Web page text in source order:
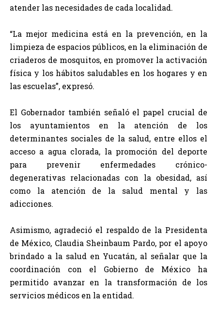
atender las necesidades de cada localidad.
“La mejor medicina está en la prevención, en la
limpieza de espacios públicos, en la eliminación de
criaderos de mosquitos, en promover la activación
física y los hábitos saludables en los hogares y en
las escuelas”, expresó.
El Gobernador también señaló el papel crucial de
los ayuntamientos en la atención de los
determinantes sociales de la salud, entre ellos el
acceso a agua clorada, la promoción del deporte
para prevenir enfermedades crónico-
degenerativas relacionadas con la obesidad, así
como la atención de la salud mental y las
adicciones.
Asimismo, agradeció el respaldo de la Presidenta
de México, Claudia Sheinbaum Pardo, por el apoyo
brindado a la salud en Yucatán, al señalar que la
coordinación con el Gobierno de México ha
permitido avanzar en la transformación de los
servicios médicos en la entidad.